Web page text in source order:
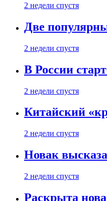
2 недели спустя
Две
2 недели спустя
В России
2 недели спустя
Китайский
2 недели спустя
Новак
2 недели спустя
Раскрыта